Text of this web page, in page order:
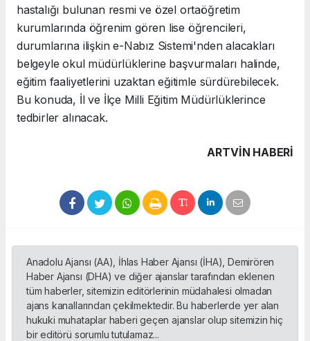
hastalığı bulunan resmi ve özel ortaöğretim
kurumlarında öğrenim gören lise öğrencileri,
durumlarına ilişkin e-Nabız Sistemi'nden alacakları
belgeyle okul müdürlüklerine başvurmaları halinde,
eğitim faaliyetlerini uzaktan eğitimle sürdürebilecek.
Bu konuda, İl ve İlçe Milli Eğitim Müdürlüklerince
tedbirler alınacak.
ARTVIN HABERİ
Anadolu Ajansı (AA), İhlas Haber Ajansı (İHA), Demirören
Haber Ajansı (DHA) ve diğer ajanslar tarafından eklenen
tüm haberler, sitemizin editörlerinin müdahalesi olmadan
ajans kanallarından çekilmektedir. Bu haberlerde yer alan
hukuki muhataplar haberi geçen ajanslar olup sitemizin hiç
bir editörü sorumlu tutulamaz...